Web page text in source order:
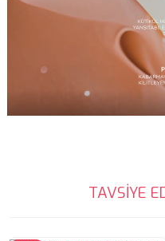
Bu ürünün fiyat bilgisi, resim,
konularda yetersizTAVSİYE